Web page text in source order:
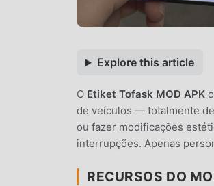
Explore this article
O Etiket Tofask MOD APK
de veículos — totalmente
ou fazer modificações
interrupções. Apenas
RECURSOS DO